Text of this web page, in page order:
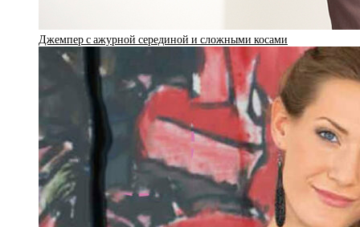
Джемпер с ажурной серединой и сложными косами